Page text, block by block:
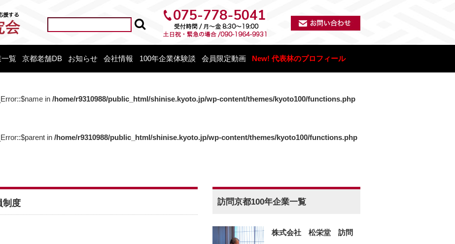
一覧 京都老舗DB お知らせ 会社情報 100年企業体験談 会員限定動画 New! 代表林のプロフィール
in /home/r9310988/public_html/shinise.kyoto.jp/wp-content/themes/kyoto100/functions.php
in /home/r9310988/public_html/shinise.kyoto.jp/wp-content/themes/kyoto100/functions.php
制度 訪問京都100年企業一覧
株式会社 松栄堂 訪問